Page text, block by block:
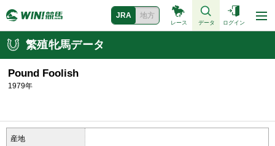
JRA 地方
レース データ ログイン
繁殖牝馬データ
Pound Foolish
1979年
産地